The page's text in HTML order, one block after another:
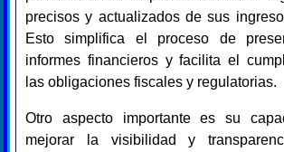
precisos y actualizados de sus
Esto simplifica el proceso de
informes financieros y facilita el
las obligaciones fiscales y regulatorias.
Otro aspecto importante es su
mejorar la visibilidad y